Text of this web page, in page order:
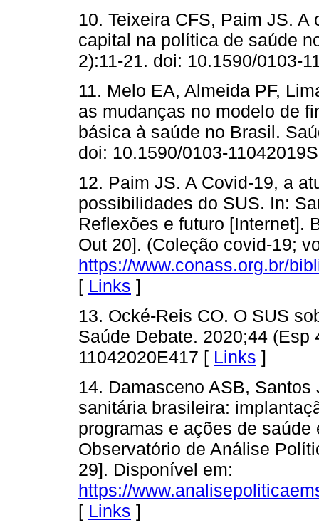
10. Teixeira CFS, Paim JS.
capital na política de saúde
2):11-21. doi: 10.1590/0103-
11. Melo EA, Almeida PF,
as mudanças no modelo de
básica à saúde no Brasil.
doi: 10.1590/0103-
12. Paim JS. A Covid-19, a
possibilidades do SUS. In:
Reflexões e futuro [Internet].
Out 20]. (Coleção covid-19;
https://www.conass.org.br/
[ Links ]
13. Ocké-Reis CO. O SUS
Saúde Debate. 2020;44 (Esp
11042020E417 [ Links ]
14. Damasceno ASB,
sanitária brasileira:
programas e ações de
Observatório de Análise
29]. Disponível em:
https://
[ Links ]